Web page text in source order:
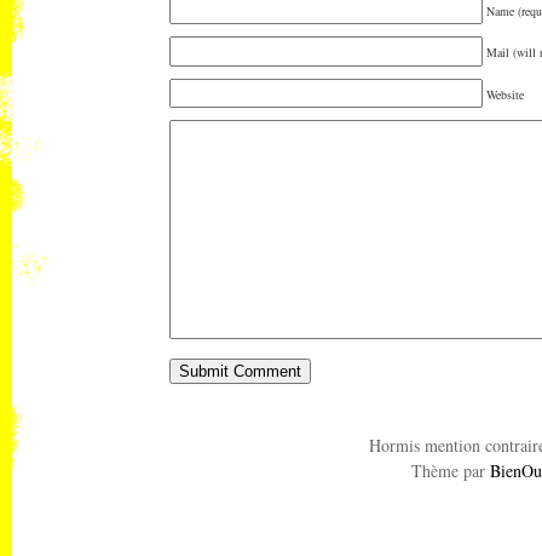
Name
Mail (will
Website
Hormis mention
Thème par